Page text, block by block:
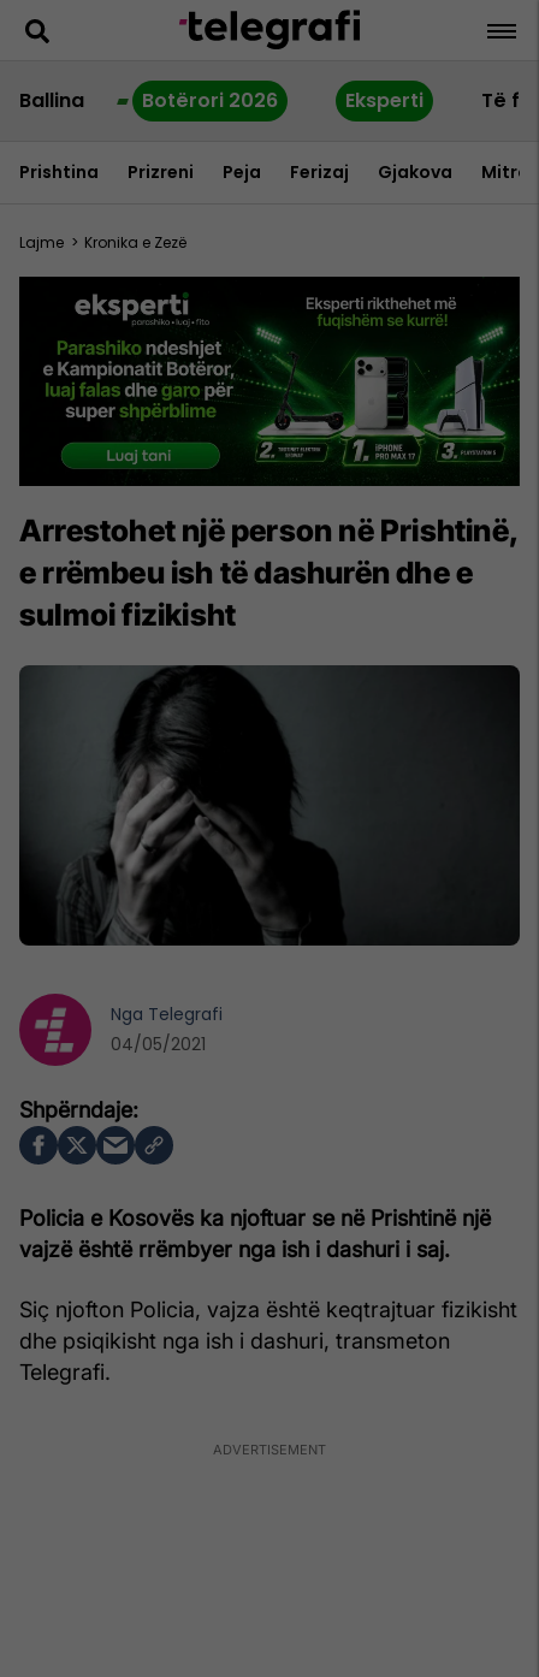
Ballina Botërori 2026 Eksperti Të
Prishtina Prizreni Peja Ferizaj Gjakova
Lajme > Kronika e Zezë
Arrestohet një person në Prishtinë,
e rrëmbeu ish të dashurën dhe e
sulmoi fizikisht
Policia e Kosovës ka njoftuar se në Prishtinë një
vajzë është rrëmbyer nga ish i dashuri i saj.
Siç njofton Policia, vajza është keqtrajtuar fizikisht
dhe psiqikisht nga ish i dashuri, transmeton
Telegrafi.
Nga Telegrafi
04/05/2021